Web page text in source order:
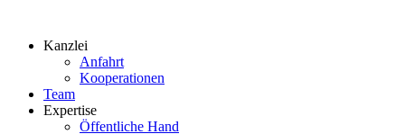
springenKanzlei
Anfahrt
Kooperationen
Team
Expertise
Öffentliche Hand